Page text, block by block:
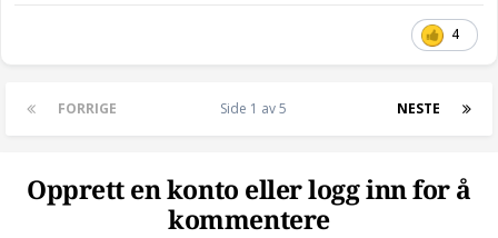
4
FORRIGE NESTE
Side 1 av 5
Opprett en konto eller logg inn for å
kommentere